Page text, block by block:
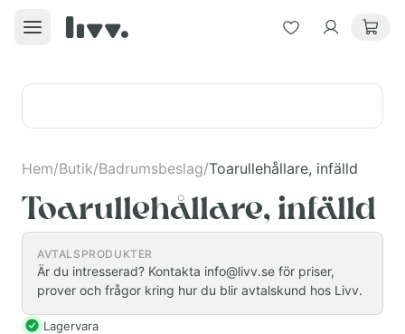
Hem/Butik/Badrumsbeslag/Toarullehållare, infälld
Toarullehållare, infälld
AVTALSPRODUKTER
Är du intresserad? Kontakta info@livv.se för priser,
prover och frågor kring hur du blir avtalskund hos Livv.
Lagervara